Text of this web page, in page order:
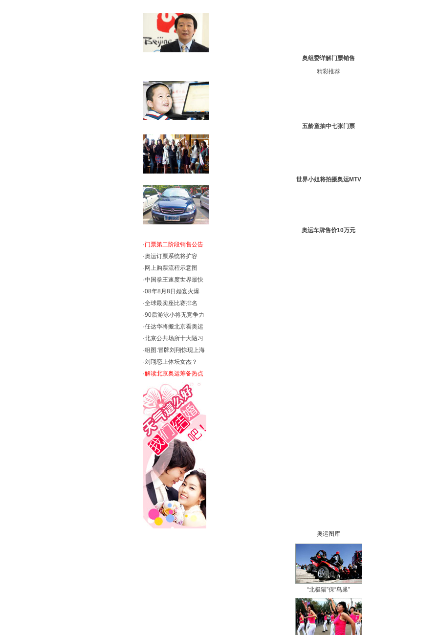
奥组委详解门票销售
精彩推荐
五龄童抽中七张门票
世界小姐将拍摄奥运MTV
奥运车牌售价10万元
·门票第二阶段销售公告
·奥运订票系统将扩容
· 网上购票流程示意图
·中国拳王速度世界最快
·08年8月8日婚宴火爆
·全球最卖座比赛排名
·90后游泳小将无竞争力
·任达华将搬北京看奥运
·北京公共场所十大陋习
·组图:冒牌刘翔惊现上海
·刘翔恋上体坛女杰？
·解读北京奥运筹备热点
奥运图库
“北极猫”保“鸟巢”